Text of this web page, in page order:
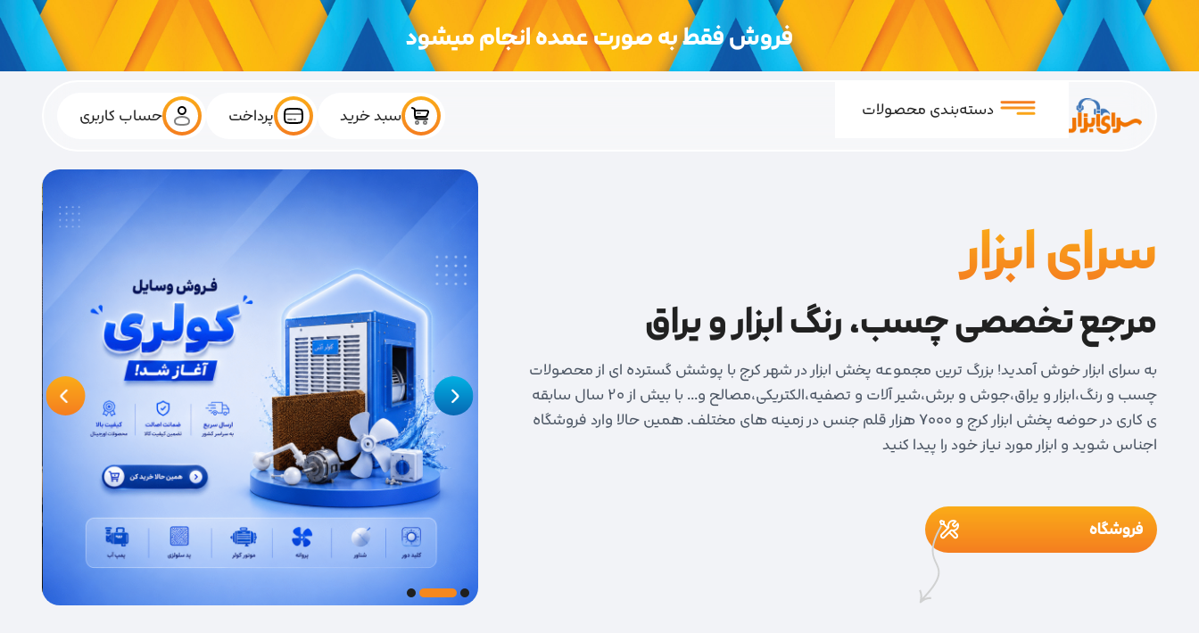
فروش فقط به صورت عمده انجام میشود
دسته‌بندی محصولات سبد خرید پرداخت حساب کاربری
سرای ابزار
مرجع تخصصی چسب، رنگ ابزار و یراق
به سرای ابزار خوش آمدید! بزرگ ترین مجموعه پخش ابزار در شهر کرج با پوشش گسترده ای از محصولات
چسب و رنگ،ابزار و یراق،جوش و برش،شیر آلات و تصفیه،الکتریکی،مصالح و... با بیش از 20 سال سابقه
ی کاری در حوضه پخش ابزار کرج و 7000 هزار قلم جنس در زمینه های مختلف. همین حالا وارد فروشگاه
اجناس شوید و ابزار مورد نیاز خود را پیدا کنید
فروشگاه